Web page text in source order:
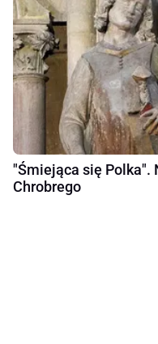
"Śmiejąca się Polka".
Chrobrego